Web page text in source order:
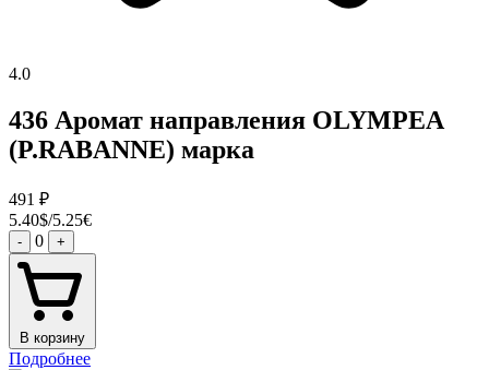
4.0
436 Аромат направления OLYMPEA
(P.RABANNE) марка
491 ₽
5.40$/5.25€
- 0 +
В корзину
Подробнее